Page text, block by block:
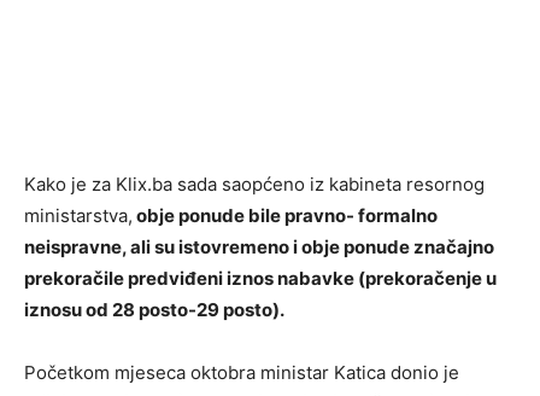
Kako je za Klix.ba sada saopćeno iz kabineta resornog
ministarstva, obje ponude bile pravno- formalno
neispravne, ali su istovremeno i obje ponude značajno
prekoračile predviđeni iznos nabavke (prekoračenje u
iznosu od 28 posto-29 posto).
Početkom mjeseca oktobra ministar Katica donio je